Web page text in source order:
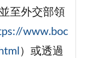
至外交部領
www.boc
）或透過